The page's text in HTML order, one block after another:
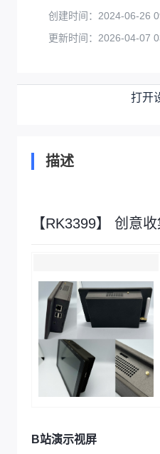
创建时间： 2024-06-26
更新时间： 2026-04-07
打开
描述
【RK3399】 创意
B站演示视屏